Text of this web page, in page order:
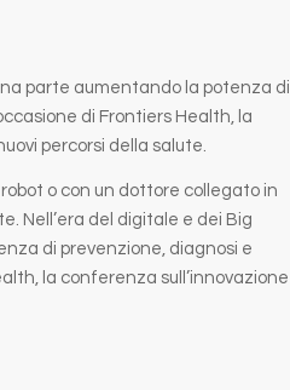
parte aumentando la potenza di
di Frontiers Health, la
percorsi della salute.
o con un dottore collegato in
Nell’era del digitale e dei Big
di prevenzione, diagnosi e
la conferenza sull’innovazione